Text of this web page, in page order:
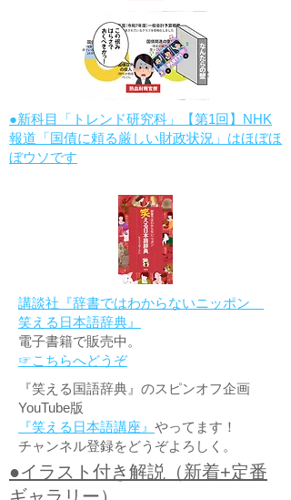
●新科目「トレンド研究科」【第1回】NHK
報道「国債に頼る厳しい財政状況」はほぼほ
ぼウソです
講談社『辞書ではわからないニッポン
笑える日本語辞典』
電子書籍で販売中。
☞こちらへどうぞ
『笑える国語辞典』のスピンオフ企画
YouTube版
『笑える日本語講座』 やってます！
チャンネル登録をどうぞよろしく。
●イラスト付き解説（新着+定番